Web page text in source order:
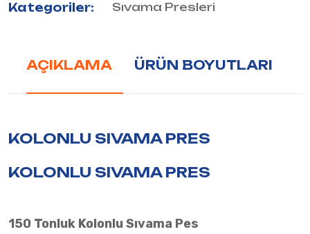
Kategoriler:
Sıvama Presleri
AÇIKLAMA ÜRÜN BOYUTLARI
KOLONLU SIVAMA PRES
KOLONLU SIVAMA PRES
150 Tonluk Kolonlu Sıvama Pes